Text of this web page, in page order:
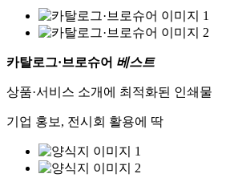
카탈로그·브로슈어 베스트
상품·서비스 소개에 최적화된 인쇄물
기업 홍보, 전시회 활용에 딱